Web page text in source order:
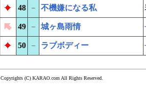
48 － 不機嫌になる私
49 － 城ヶ島雨情
50 － ラブボディー
Copyrights (C) KARAO.com All Rights Reserved.